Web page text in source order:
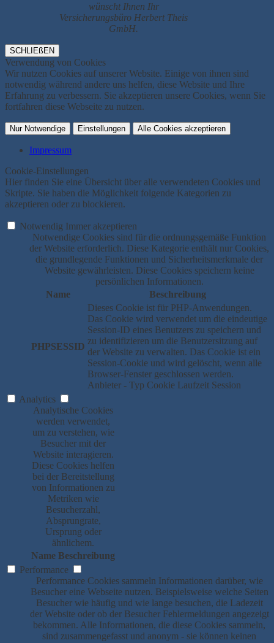
wünscht Ihnen Ihr
Versicherungsbüro Herbert Theis
GmbH.
SCHLIEßEN
Verwendung von Cookies
Wir nutzen Cookies auf unserer Website. Einige von ihnen sind
notwendig während andere uns helfen, diese Website und Ihre
Erfahrung zu verbessern. Sie akzeptieren unsere Cookies, wenn Sie
fortfahren diese Webseite zu nutzen.
Nur Notwendige Einstellungen Alle Cookies akzeptieren
Impressum
Cookie-Einstellungen
Hier finden Sie eine Übersicht über alle verwendeten Cookies und
Skripte. Sie haben die Möglichkeit folgende Kategorien zu
akzeptieren oder zu blockieren.
Notwendig Immer akzeptieren
Notwendige Cookies sind für die ordnungsgemäße Funktion
der Website erforderlich. Diese Kategorie enthält nur Cookies,
die grundlegende Funktionen und Sicherheitsmerkmale der
Website gewährleisten. Diese Cookies speichern keine
persönlichen Informationen.
Name
Beschreibung
PHPSESSID
Dieses Cookie ist für PHP-Anwendungen.
Das Cookie wird verwendet um die eindeutige
Session-ID eines Benutzers zu speichern und
zu identifizieren um die Benutzersitzung auf
der Website zu verwalten. Das Cookie ist ein
Session-Cookie und wird gelöscht, wenn alle
Browser-Fenster geschlossen werden.
Anbieter - Typ Cookie Laufzeit Session
Analytics
Analytische Cookies
werden verwendet,
um zu verstehen, wie
Besucher mit der
Website interagieren.
Diese Cookies helfen
bei der Bereitstellung
von Informationen zu
Metriken wie
Besucherzahl,
Absprungrate,
Ursprung oder
ähnlichem.
Name Beschreibung
Performance
Performance Cookies sammeln Informationen darüber, wie
Besucher eine Webseite nutzen. Beispielsweise welche Seiten
Besucher wie häufig und wie lange besuchen, die Ladezeit
der Website oder ob der Besucher Fehlermeldungen angezeigt
bekommen. Alle Informationen, die diese Cookies sammeln,
sind zusammengefasst und anonym - sie können keinen